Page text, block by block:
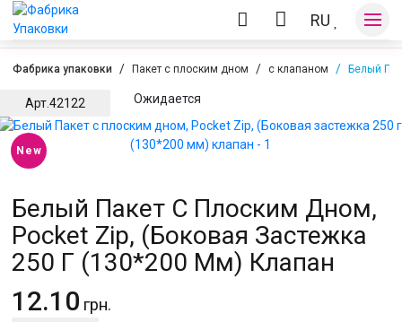
RU
Оплата и доставка
Контакты
Фабрика упаковки Пакет с плоским дном с клапаном Белый
Арт.42122 Ожидается
New
Белый Пакет С Плоским Дном,
Pocket Zip, (Боковая Застежка
250 Г (130*200 Мм) Клапан
12.10 грн.